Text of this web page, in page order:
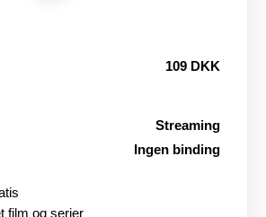
109 DKK
Streaming
Ingen binding
film og serier